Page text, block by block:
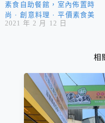
素食自助餐館，室內佈置時
尚 · 創意料理 · 平價素食美
食！
2021 年 2 月 12 日
相